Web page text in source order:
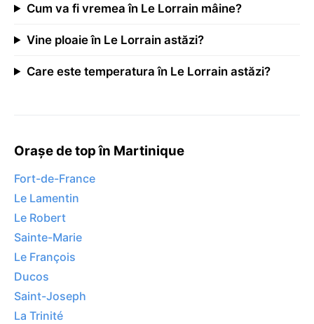
Cum va fi vremea în Le Lorrain mâine?
Vine ploaie în Le Lorrain astăzi?
Care este temperatura în Le Lorrain astăzi?
Orașe de top în Martinique
Fort-de-France
Le Lamentin
Le Robert
Sainte-Marie
Le François
Ducos
Saint-Joseph
La Trinité